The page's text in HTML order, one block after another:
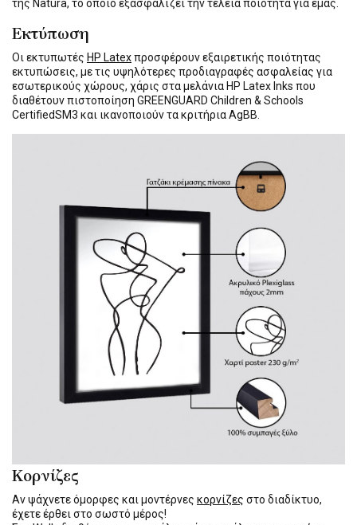
της Natura, το οποίο εξασφαλίζει την τέλεια ποιότητα για εμάς.
Εκτύπωση
Οι εκτυπωτές HP Latexπροσφέρουν εξαιρετικής ποιότητας
εκτυπώσεις, με τις υψηλότερες προδιαγραφές ασφαλείας για
εσωτερικούς χώρους, χάρις στα μελάνια HP Latex Inks που
διαθέτουν πιστοποίηση GREENGUARD Children & Schools
CertifiedSM3 και ικανοποιούν τα κριτήρια AgBB.
Κορνίζες
Αν ψάχνετε όμορφες και μοντέρνες κορνίζες στο διαδίκτυο,
έχετε έρθει στο σωστό μέρος!